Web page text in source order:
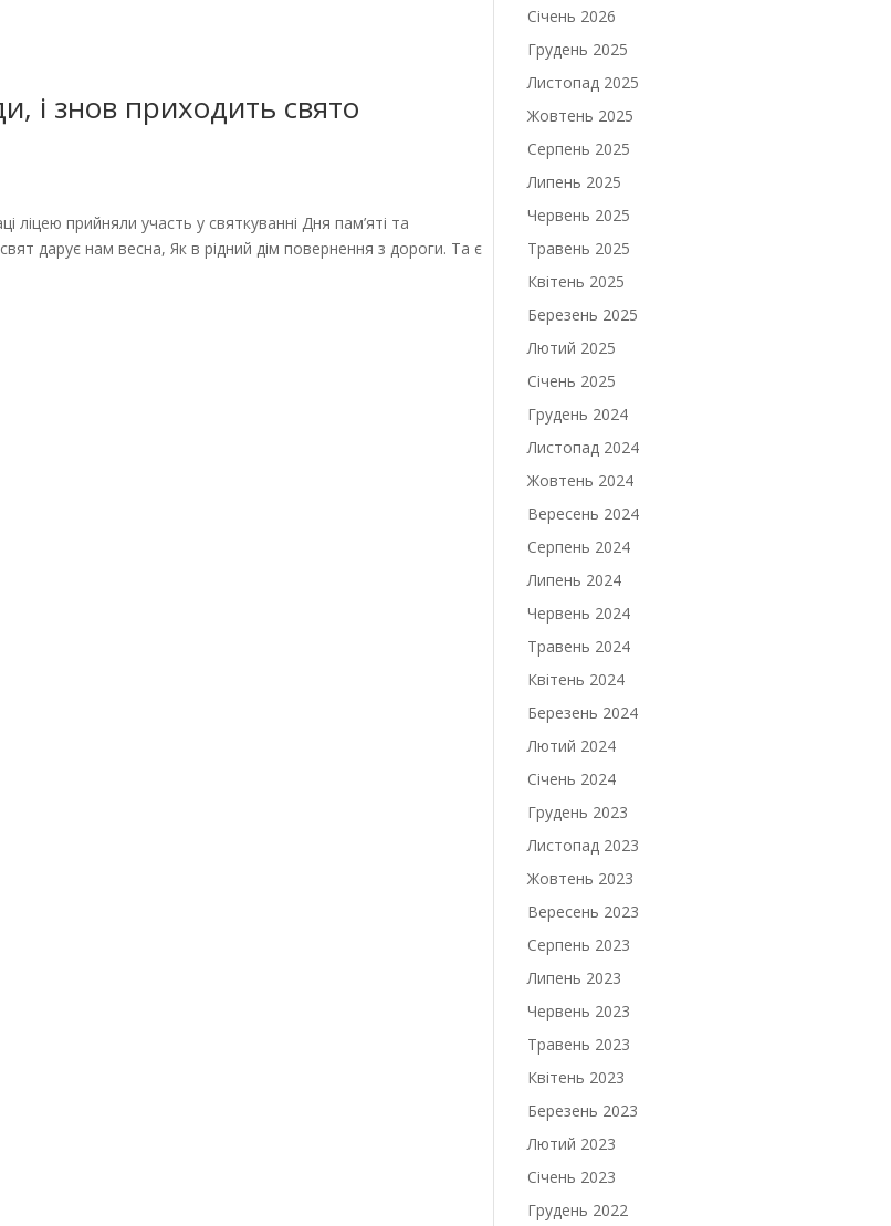
і знов приходить свято
ліцею прийняли участь у святкуванні Дня пам’яті та
дарує нам весна, Як в рідний дім повернення з дороги. Та є
Січень 2026
Грудень 2025
Листопад 2025
Жовтень 2025
Серпень 2025
Липень 2025
Червень 2025
Травень 2025
Квітень 2025
Березень 2025
Лютий 2025
Січень 2025
Грудень 2024
Листопад 2024
Жовтень 2024
Вересень 2024
Серпень 2024
Липень 2024
Червень 2024
Травень 2024
Квітень 2024
Березень 2024
Лютий 2024
Січень 2024
Грудень 2023
Листопад 2023
Жовтень 2023
Вересень 2023
Серпень 2023
Липень 2023
Червень 2023
Травень 2023
Квітень 2023
Березень 2023
Лютий 2023
Січень 2023
Грудень 2022